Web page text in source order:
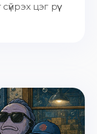
цэг рүү